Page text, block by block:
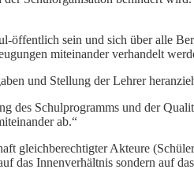
sein und sich über alle
miteinander verhandelt
und Stellung der Lehrer
des Schulprogramms und der
ab.“
gleichberechtigter Akteure
das Innenverhältnis sondern auf